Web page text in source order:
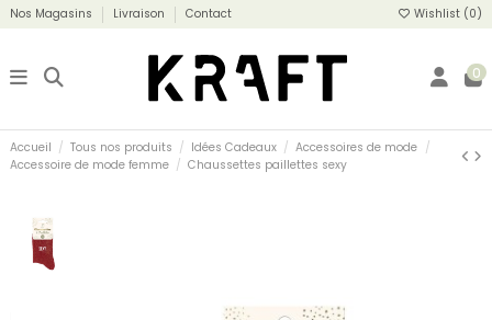
Nos Magasins Livraison Contact Wishlist (0)
0
Accueil Tous nos produits Idées Cadeaux
Accessoires de mode
Accessoire de mode femme
Chaussettes paillettes sexy